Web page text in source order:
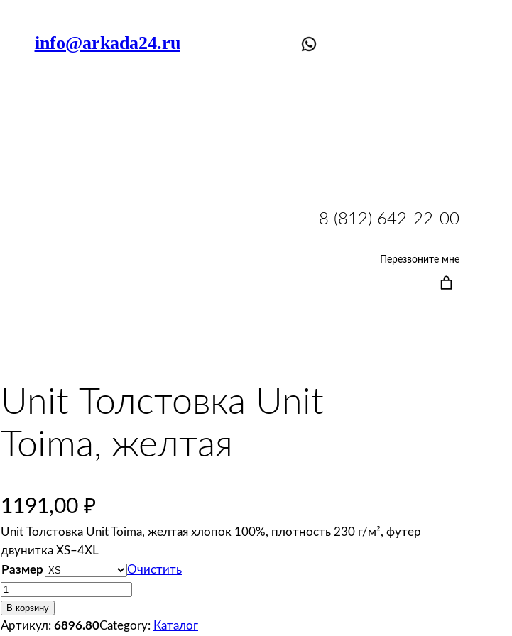
info@arkada24.ru
8 (812) 642-22-00
Перезвоните мне
Unit Толстовка Unit
Toima, желтая
1191,00 ₽
Unit Толстовка Unit Toima, желтая хлопок 100%, плотность 230 г/м², футер
двунитка XS–4XL
Размер
Очистить
К
о
л
В корзину
Артикул: 6896.80Category: Каталог